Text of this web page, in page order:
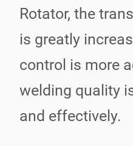
Rotator, the
is greatly
control is more
welding quality
and effectively.